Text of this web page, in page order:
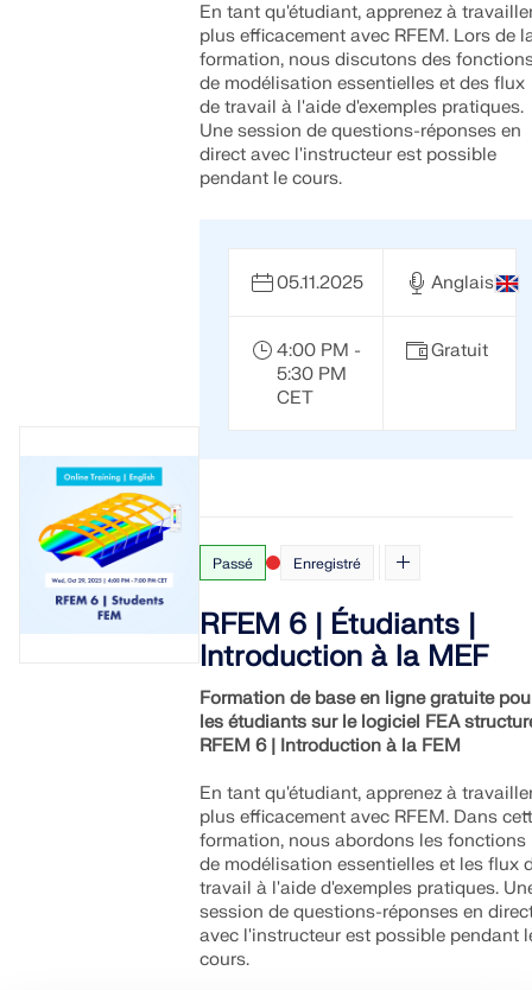
En tant qu'étudiant, apprenez à
plus efficacement avec RFEM. Lors de
formation, nous discutons des
de modélisation essentielles et des flux
de travail à l'aide d'exemples pratiques.
Une session de questions-réponses en
direct avec l'instructeur est possible
pendant le cours.
05.11.2025 Anglais
4:00 PM -
5:30 PM
CET
Gratuit
Passé Enregistré
RFEM 6 | Étudiants |
Introduction à la MEF
Formation de base en ligne gratuite
les étudiants sur le logiciel FEA
RFEM 6 | Introduction à la FEM
En tant qu'étudiant, apprenez à
plus efficacement avec RFEM. Dans
formation, nous abordons les fonctions
de modélisation essentielles et les flux
travail à l'aide d'exemples pratiques.
session de questions-réponses en
avec l'instructeur est possible pendant
cours.